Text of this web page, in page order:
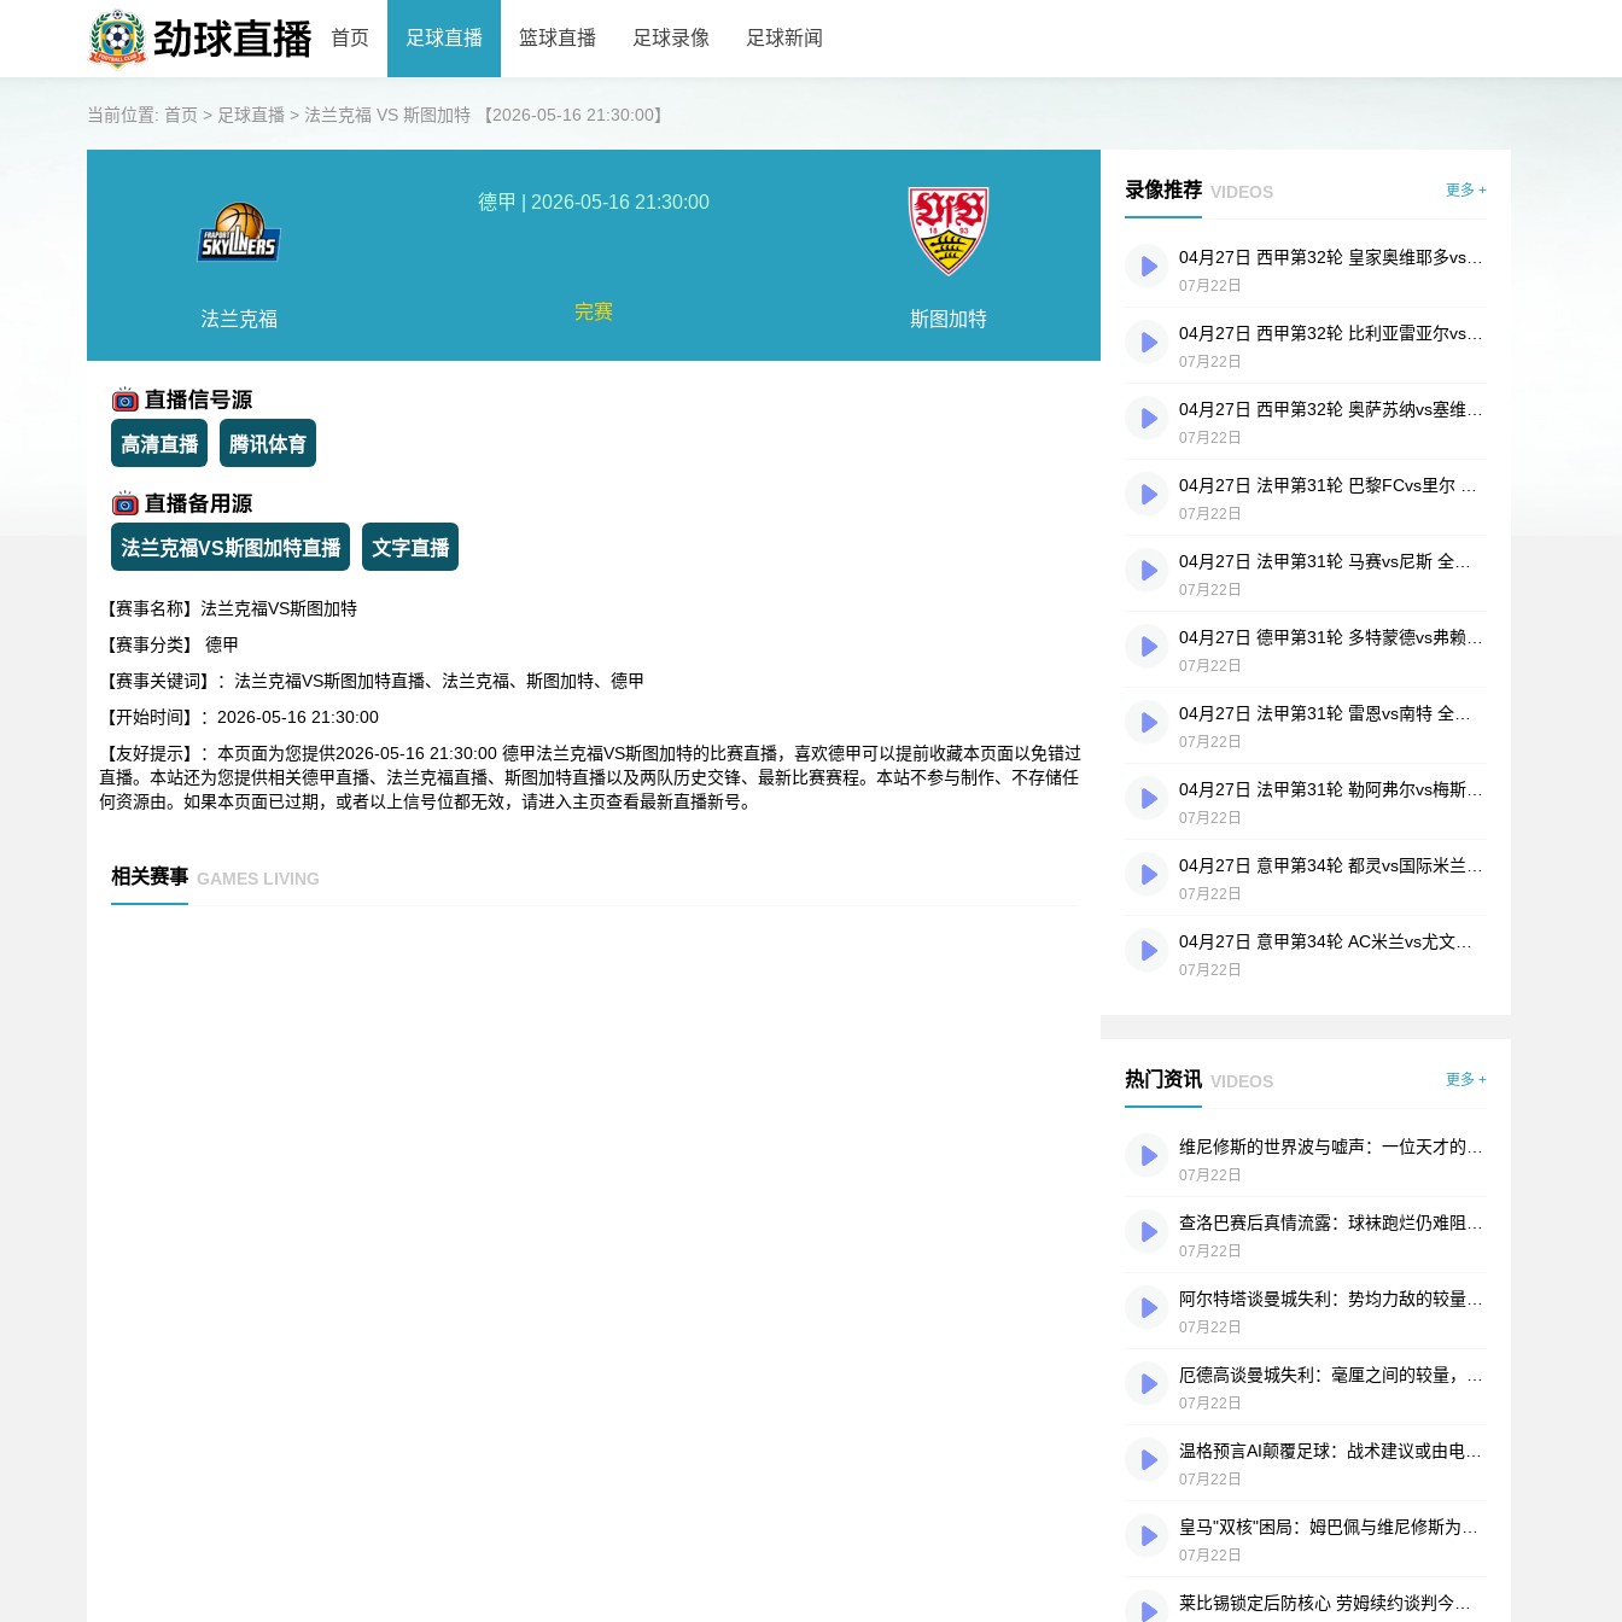
首页 足球直播 篮球直播 足球录像 足球新闻
当前位置: 首页 > 足球直播 > 法兰克福 VS 斯图加特 【2026-05-16 21:30:00】
法兰克福
德甲 2026-05-16 21:30:00
完赛 斯图加特
高清直播 腾讯体育
法兰克福VS斯图加特直播 文字直播
【赛事名称】法兰克福VS斯图加特
【赛事分类】 德甲
【赛事关键词】：法兰克福VS斯图加特直播、法兰克福、斯图加特、德甲
【开始时间】：2026-05-16 21:30:00
【友好提示】：本页面为您提供2026-05-16 21:30:00 德甲法兰克福VS斯图加特的比赛直播，喜欢德甲可以提前收藏本页面以免错过
直播。本站还为您提供相关德甲直播、法兰克福直播、斯图加特直播以及两队历史交锋、最新比赛赛程。本站不参与制作、不存储任
何资源由。如果本页面已过期，或者以上信号位都无效，请进入主页查看最新直播新号。
相关赛事 GAMES LIVING
录像推荐 VIDEOS 更多 +
07月22日
07月22日
07月22日
07月22日
07月22日
07月22日
07月22日
07月22日
07月22日
07月22日
热门资讯 VIDEOS 更多 +
07月22日
07月22日
07月22日
07月22日
07月22日
07月22日